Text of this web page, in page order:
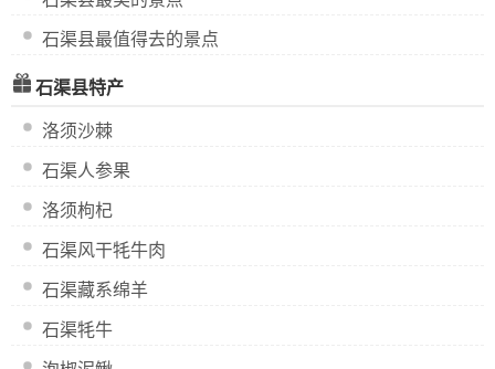
石渠县最值得去的景点
石渠县特产
洛须沙棘
石渠人参果
洛须枸杞
石渠风干牦牛肉
石渠藏系绵羊
石渠牦牛